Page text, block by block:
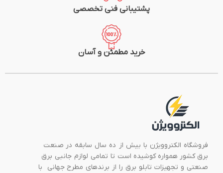
پشتیبانی فنی تخصصی
خرید مطمئن و آسان
فروشگاه الکتروویژن با بیش از ده سال سابقه در صنعت
برق کشور همواره کوشیده است تا تمامی لوازم جانبی برق
صنعتی و تجهیزات تابلو برق را از برندهای مطرح جهانی با